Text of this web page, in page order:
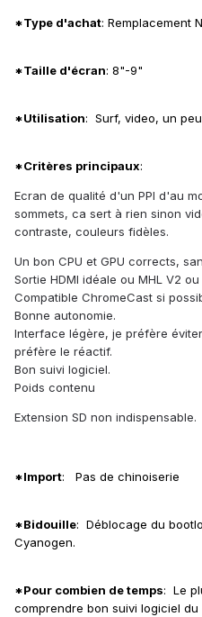
*Type d'achat: Remplacement
*Taille d'écran: 8"-9"
*Utilisation: Surf, video, un
*Critères principaux:
Ecran de qualité d'un PPI d'au
sommets, ca sert à rien sinon
contraste, couleurs fidèles.
Un bon CPU et GPU corrects,
Sortie HDMI idéale ou MHL V2
Compatible ChromeCast si
Bonne autonomie.
Interface légère, je préfère
préfère le réactif.
Bon suivi logiciel.
Poids contenu
Extension SD non indispensable.
*Import: Pas de chinoiserie
*Bidouille: Déblocage du
Cyanogen.
*Pour combien de temps: Le
comprendre bon suivi logiciel